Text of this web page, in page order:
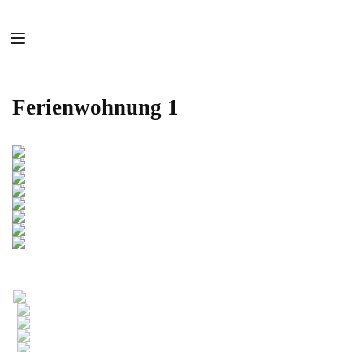
Ferienwohnung 1